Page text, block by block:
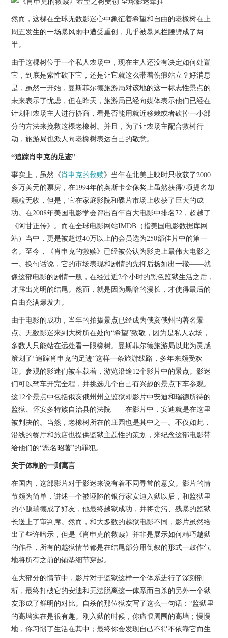
推荐电影
然而，这棵在全球无数影迷心中象征着希望和自由的老橡树在上
周五发生的一场暴风雨中遭受重创，几乎被暴风拦腰劈成了两
半。
由于这棵树位于一个私人农场中，现在主人还没有决定如何处置
它，到底是索性砍下它，还是让它就这么带着伤痕站立？好消息
是，虽然一开始，曼斯菲尔德旅游局对该地的这一标志性景点的
未来表示了忧虑，但在昨天，旅游局已经向媒体表示他们已经在
计划和农场主人进行协商，看是否能用就近移栽或者砍掉一小部
分的方法来挽救这棵老橡树。并且，为了让农场主配合救树行
动，旅游局也派人向老橡树表达自己的敬意。
“追踪肖申克的足迹”
事实上，虽然《肖申克的救赎》当年在北美上映时只收获了2000
多万美元的票房，在1994年的奥斯卡金像奖上虽然获得7项提名却
颗粒无收，但是，它在家庭影院和碟片市场上收获了巨大的成
功。在2008年美国电影学会评出百年百大电影中排名72，超越了
《阿甘正传》。而在全球电影网站IMDB（指美国电影数据库网
站）当中，更是被超过40万以上的会员选为250部佳片中的第一
名。至今，《肖申克的救赎》已经被公认为影史上最伟大电影之
一。换句话说，它的市场表现和剧情的先抑后扬如出一辙——就
像这部电影的剧情一般，在经过近2个小时的黑色监狱生活之后，
才露出光明的结尾。然而，就是因为黑暗的漫长，才使得最后的
自由充满爆发力。
由于电影的成功，当年的拍摄景点已经成为俄亥俄州的著名景
点。无数影迷来到大树所在处向“希望”致敬，因为是私人农场，
多数人只能站在远处看一眼橡树。曼斯菲尔德旅游局以此为灵感
策划了“追踪肖申克的足迹”这样一条旅游线路，多年来颇受欢
迎。参观的影迷们被车载着，游览沿途12个影片中的景点。影迷
们可以驾车开完全程，并挑选几个自己有兴趣的景点下车参观。
这12个景点中包括俄亥俄州州立监狱即影片中安迪和瑞德所待的
监狱、怀安多特族自治县的法院——在影片中，安迪就是在这里
被判决的。当然，老橡树所在的庄园也是其中之一。不仅如此，
沿线的餐厅和旅店也提供监狱主题性的策划，来纪念这部电影带
给他们的“恶名昭著”的罪犯。
关于体制的一则寓言
在国内，这部影片对于影迷来说有着不同寻常的意义。影片的情
节颇为简单，讲述一个被诬陷的银行家安迪入狱以后，和监狱里
的小贩瑞德成了好友，他最终越狱成功，并将贪污、残暴的监狱
长送上了审判席。然而，和大多数的越狱电影不同，影片虽然给
出了些许暗示，但是《肖申克的救赎》并非是展示如何精巧越狱
的作品，所有的越狱情节都是在结尾部分用倒叙的形式一鼓作气
地将所有之前的铺垫细节穿起。
在大部分的情节中，影片对于监狱这样一个体系进行了深刻剖
析，最终打破它的安迪和无法脱离这一体系而自杀的另外一个狱
友形成了鲜明的对比。自杀的那位狱友写了这么一句话：“监狱里
的高墙实在是很有趣。刚入狱的时候，你痛恨周围的高墙；慢慢
地，你习惯了生活在其中；最终你会发现自己不得不依靠它而生